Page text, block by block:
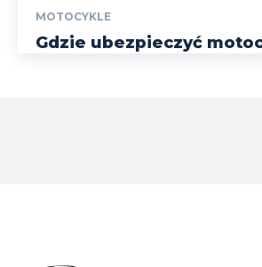
MOTOCYKLE
Gdzie ubezpieczyć